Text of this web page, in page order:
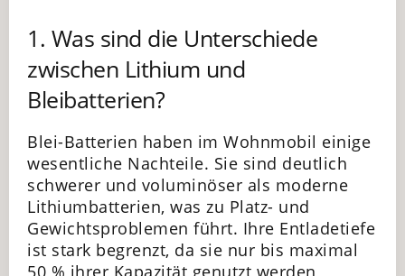
1. Was sind die Unterschiede
zwischen Lithium und
Bleibatterien?
Blei-Batterien haben im Wohnmobil einige
wesentliche Nachteile. Sie sind deutlich
schwerer und voluminöser als moderne
Lithiumbatterien, was zu Platz- und
Gewichtsproblemen führt. Ihre Entladetiefe
ist stark begrenzt, da sie nur bis maximal
50 % ihrer Kapazität genutzt werden